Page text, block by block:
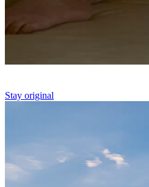
Stay original